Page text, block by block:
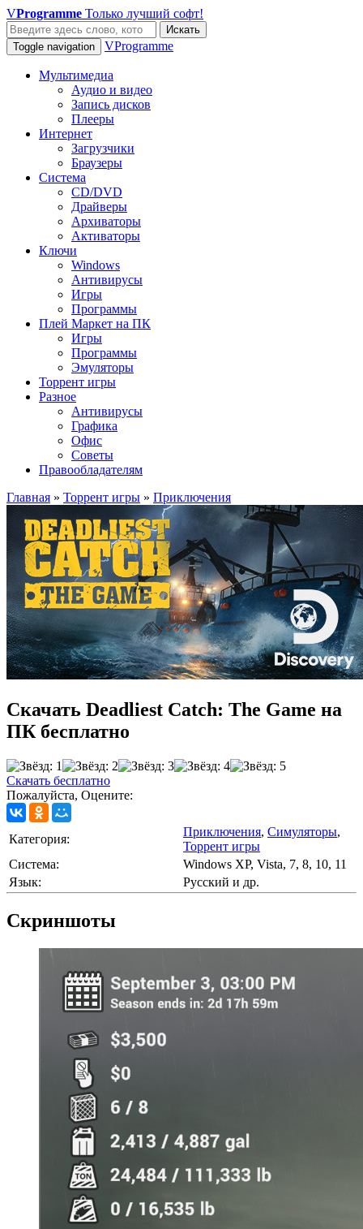
VProgramme Только лучший софт!
Искать
Toggle navigation
VProgramme
Мультимедиа
Аудио и видео
Запись дисков
Плееры
Интернет
Загрузчики
Браузеры
Система
CD/DVD
Драйверы
Архиваторы
Активаторы
Ключи
Windows
Антивирусы
Игры
Программы
Плей Маркет на ПК
Игры
Программы
Эмуляторы
Торрент игры
Разное
Антивирусы
Графика
Офис
Советы
Правообладателям
Главная » Торрент игры » Приключения
Скачать Deadliest Catch: The Game на
ПК бесплатно
Скачать бесплатно
Пожалуйста, Оцените:
Категория:
Приключения, Симуляторы,
Торрент игры
Cистема:
Windows XP, Vista, 7, 8, 10, 11
Язык:
Русский и др.
Скриншоты